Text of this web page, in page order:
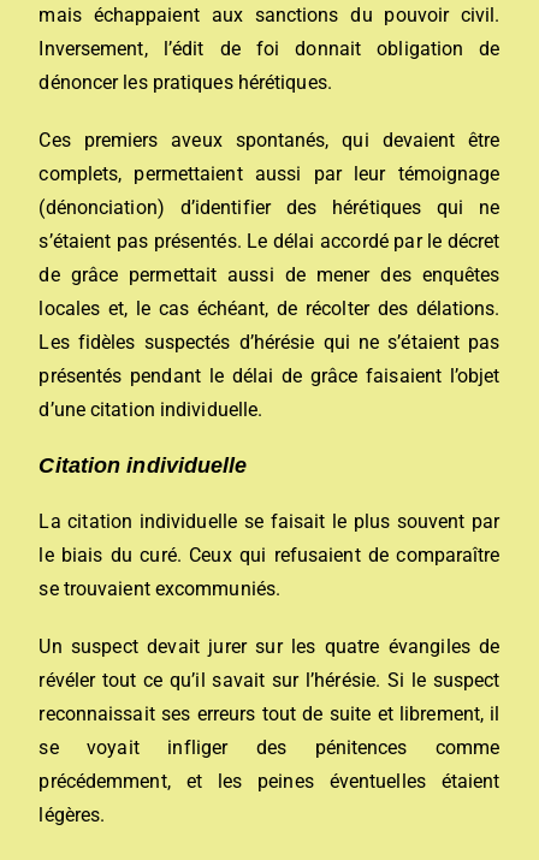
mais échappaient aux sanctions du pouvoir civil.
Inversement, l’édit de foi donnait obligation de
dénoncer les pratiques hérétiques.
Ces premiers aveux spontanés, qui devaient être
complets, permettaient aussi par leur témoignage
(dénonciation) d’identifier des hérétiques qui ne
s’étaient pas présentés. Le délai accordé par le décret
de grâce permettait aussi de mener des enquêtes
locales et, le cas échéant, de récolter des délations.
Les fidèles suspectés d’hérésie qui ne s’étaient pas
présentés pendant le délai de grâce faisaient l’objet
d’une citation individuelle.
Citation individuelle
La citation individuelle se faisait le plus souvent par
le biais ducuré. Ceux qui refusaient de comparaître
se trouvaient excommuniés.
Un suspect devait jurer sur les quatre évangilesde
révéler tout ce qu’il savait sur l’hérésie. Si le suspect
reconnaissait ses erreurs tout de suite et librement, il
se voyait infliger des pénitences comme
précédemment, et les peines éventuelles étaient
légères.